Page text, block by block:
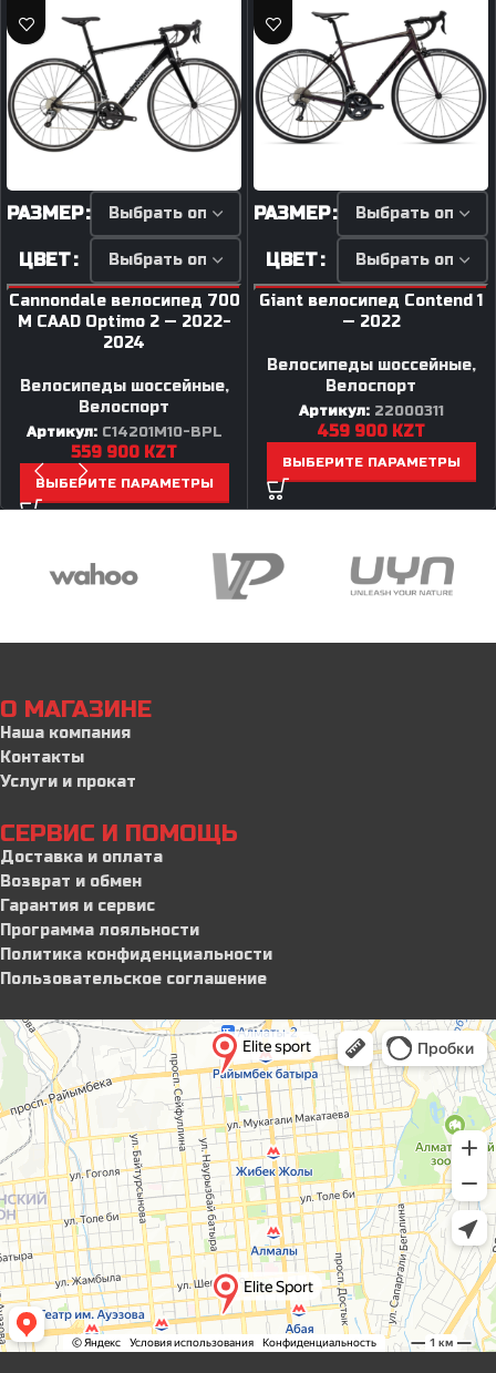
РАЗМЕР
ЦВЕТ
Cannondale велосипед 700
M CAAD Optimo 2 — 2022-
2024
Велосипеды шоссейные,
Велоспорт
Артикул: C14201M10-BPL
559 900 KZT
ВЫБЕРИТЕ ПАРАМЕТРЫ
РАЗМЕР
ЦВЕТ
Giant велосипед Contend 1
— 2022
Велосипеды шоссейные,
Велоспорт
Артикул: 22000311
459 900 KZT
ВЫБЕРИТЕ ПАРАМЕТРЫ
О МАГАЗИНЕ
Наша компания
Контакты
Услуги и прокат
СЕРВИС И ПОМОЩЬ
Доставка и оплата
Возврат и обмен
Гарантия и сервис
Программа лояльности
Политика конфиденциальности
Пользовательское соглашение